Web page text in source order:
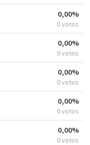
0,00%
0 votos
0,00%
0 votos
0,00%
0 votos
0,00%
0 votos
0,00%
0 votos